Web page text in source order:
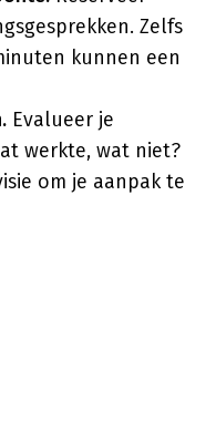
Zelfs
kunnen een
Evalueer je
werkte, wat niet?
om je aanpak te